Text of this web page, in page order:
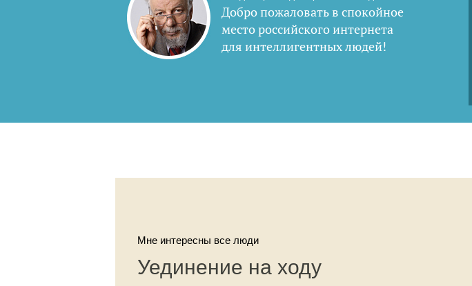
Добро пожаловать в спокойное
место российского интернета
для интеллигентных людей!
Мне интересны все люди
Уединение на ходу